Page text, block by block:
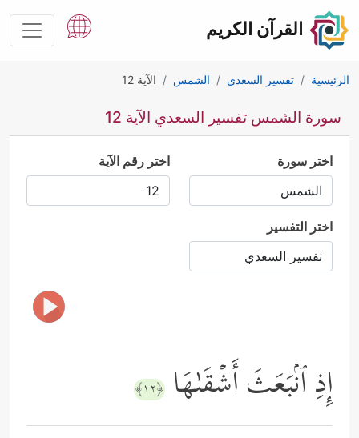
القرآن الكريم
الرئيسية تفسير السعدي الشمس الآية 12
سورة الشمس تفسير السعدي الآية 12
اختر سورة اختر رقم الآية
اختر التفسير
إِذِ ٱنۢبَعَثَ أَشۡقَىٰهَا ﴿١٢﴾